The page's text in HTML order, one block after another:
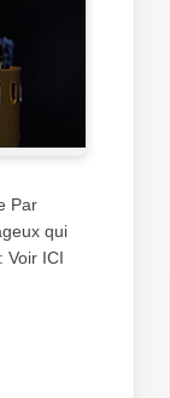
Par
qui
Voir ICI